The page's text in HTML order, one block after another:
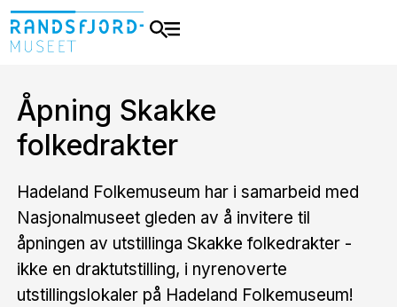
Åpning Skakke
folkedrakter
Hadeland Folkemuseum har i samarbeid med
Nasjonalmuseet gleden av å invitere til
åpningen av utstillinga Skakke folkedrakter -
ikke en draktutstilling, i nyrenoverte
utstillingslokaler på Hadeland Folkemuseum!